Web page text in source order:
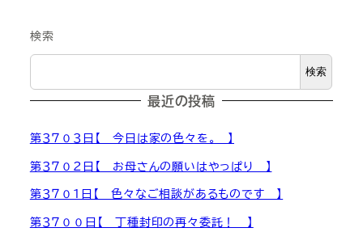
検索
検索
最近の投稿
第３７０３日【 今日は家の色々を。 】
第３７０２日【 お母さんの願いはやっぱり 】
第３７０１日【 色々なご相談があるものです 】
第３７００日【 丁種封印の再々委託！ 】